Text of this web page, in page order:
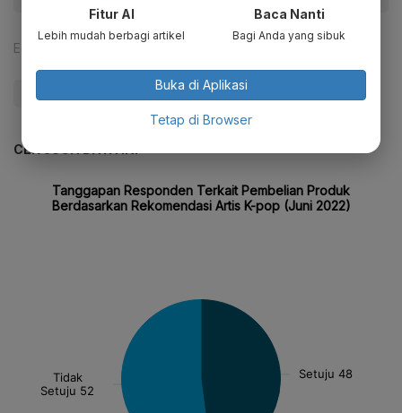
Editor:
CEK JUGA DATA INI
Fitur AI
Lebih mudah berbagi artikel
Baca Nanti
Bagi Anda yang sibuk
Buka di Aplikasi
Tetap di Browser